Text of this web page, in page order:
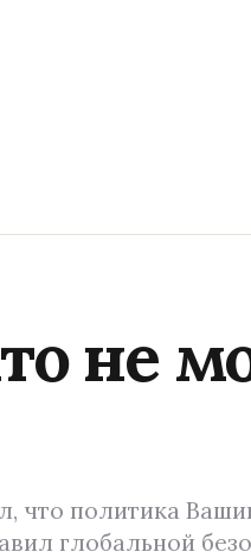
не
что политика
глобальной